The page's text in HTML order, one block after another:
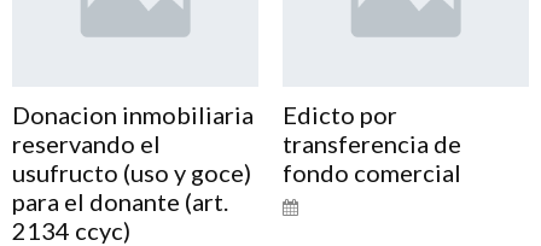
Donacion inmobiliaria
reservando el
usufructo (uso y goce)
para el donante (art.
2134 ccyc)
Edicto por
transferencia de
fondo comercial